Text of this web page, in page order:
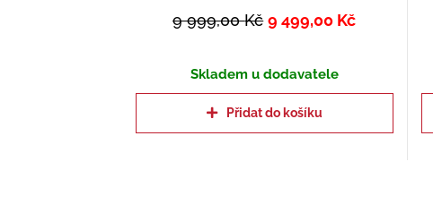
9 999,00Kč 9 499,00 Kč
Skladem u dodavatele
Přidat do košíku